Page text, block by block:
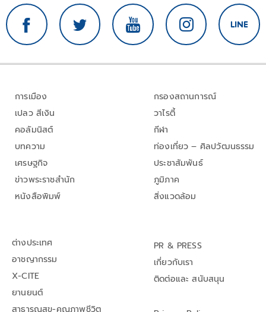
การเมือง
เปลว สีเงิน
คอลัมนิสต์
บทความ
เศรษฐกิจ
ข่าวพระราชสำนัก
หนังสือพิมพ์
กรองสถานการณ์
วาไรตี้
กีฬา
ท่องเที่ยว – ศิลปวัฒนธรรม
ประชาสัมพันธ์
ภูมิภาค
สิ่งแวดล้อม
ต่างประเทศ
อาชญากรรม
X-CITE
ยานยนต์
สาธารณสุข-คุณภาพชีวิต
PR & PRESS
เกี่ยวกับเรา
ติดต่อและ สนับสนุน